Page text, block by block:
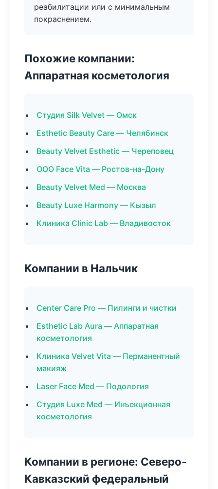
реабилитации или с минимальным
покраснением.
Похожие компании:
Аппаратная косметология
Студия Silk Velvet — Омск
Esthetic Beauty Care — Челябинск
Beauty Velvet Esthetic — Череповец
ООО Face Vita — Ростов-на-Дону
Beauty Velvet Med — Москва
Beauty Luxe Harmony — Кызыл
Клиника Clinic Lab — Владивосток
Компании в Нальчик
Center Care Pro — Пилинги и чистки
Esthetic Lab Aura — Аппаратная
косметология
Клиника Velvet Vita — Перманентный
макияж
Laser Face Med — Подология
Студия Luxe Med — Инъекционная
косметология
Компании в регионе: Северо-
Кавказский федеральный